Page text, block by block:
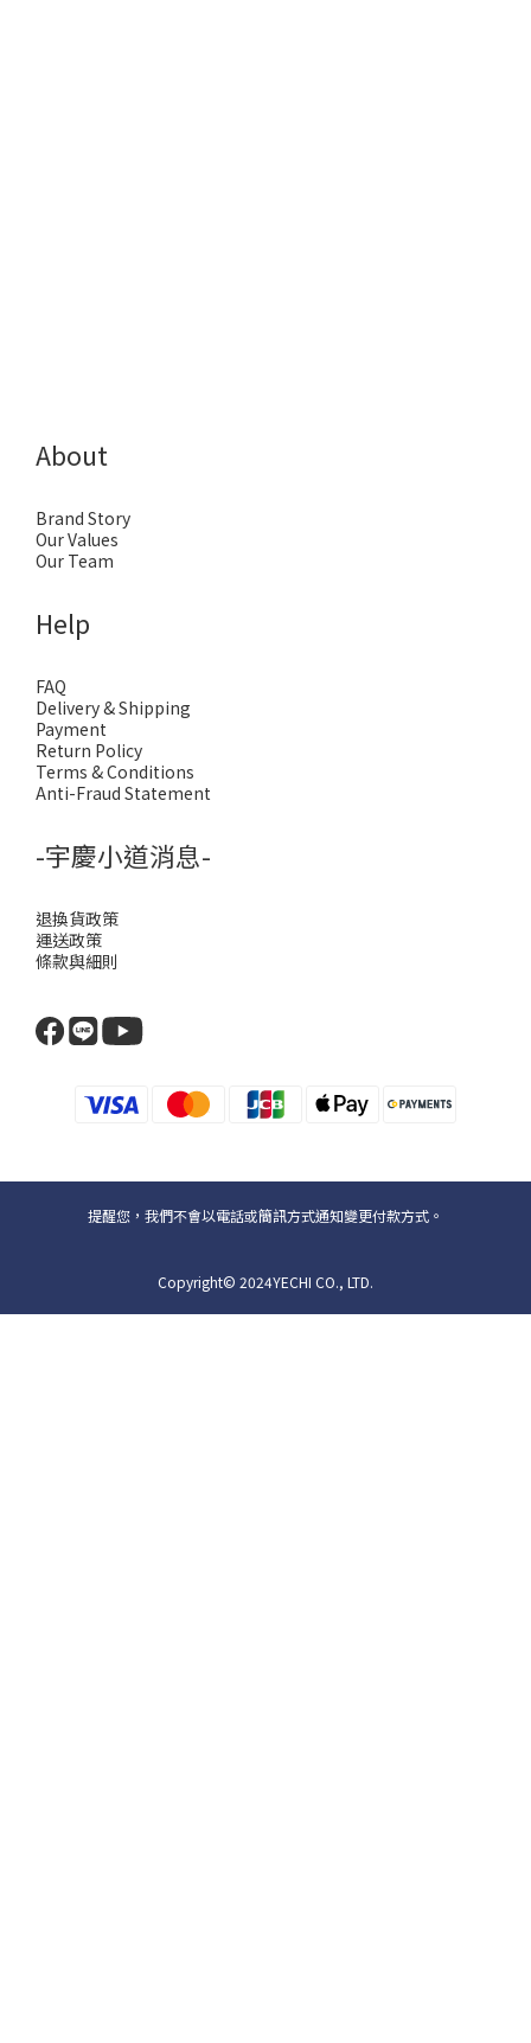
About
Brand Story
Our Values
Our Team
Help
FAQ
Delivery & Shipping
Payment
Return Policy
Terms & Conditions
Anti-Fraud Statement
-宇慶小道消息-
退換貨政策
運送政策
條款與細則
提醒您，我們不會以電話或簡訊方式通知變更付款方式。
Copyright© 2024YECHI CO., LTD.